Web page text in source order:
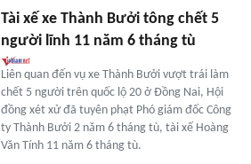
Tài xế xe Thành Bưởi tông chết 5
người lĩnh 11 năm 6 tháng tù
Liên quan đến vụ xe Thành Bưởi vượt trái làm
chết 5 người trên quốc lộ 20 ở Đồng Nai, Hội
đồng xét xử đã tuyên phạt Phó giám đốc Công
ty Thành Bưởi 2 năm 6 tháng tù, tài xế Hoàng
Văn Tính 11 năm 6 tháng tù.